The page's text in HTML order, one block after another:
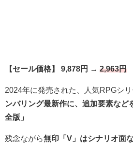
【セール価格】 9,878円 → 2,963円
2024年に発売された、人気RPGシ
ンバリング最新作に、追加要素など
全版」
残念ながら無印「V」はシナリオ面